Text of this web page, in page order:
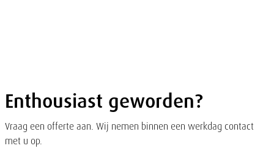
Enthousiast geworden?
Vraag een offerte aan. Wij nemen binnen een werkdag contact
met u op.